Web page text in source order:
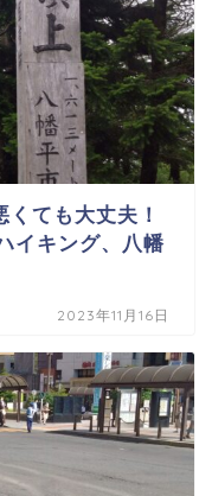
ても大丈夫！
イキング、八幡
2023年11月16日